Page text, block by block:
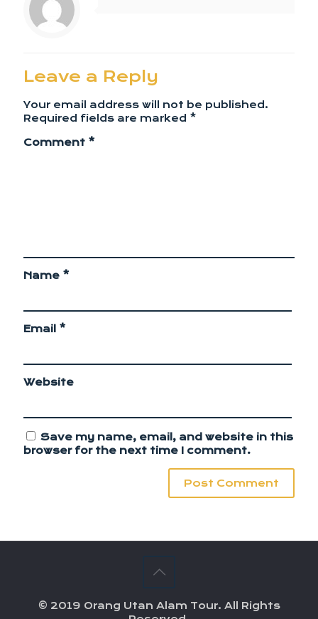
Leave a Reply
Your email address will not be published.
Required fields are marked *
Comment *
Name *
Email *
Website
Save my name, email, and website in this
browser for the next time I comment.
© 2019 Orang Utan Alam Tour. All Rights